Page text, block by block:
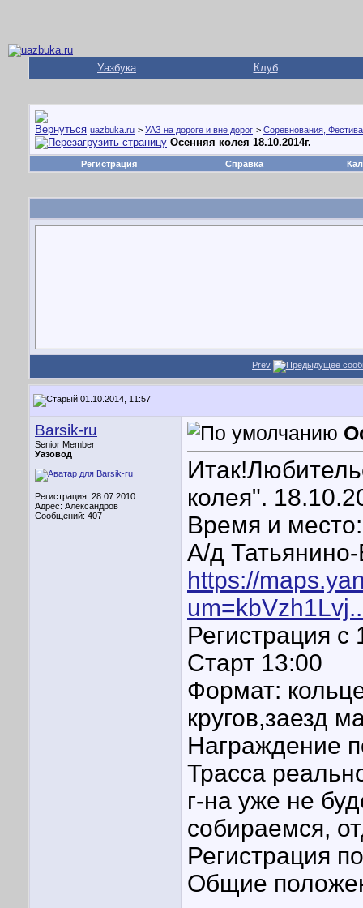
Уазбука Клуб
uazbuka.ru > УАЗ на дороге и вне дорог > Соревнования,
Осенняя колея 18.10.2014г.
Регистрация Справка
Prev
01.10.2014, 11:57
Barsik-ru
Senior Member
Уазовод
Регистрация: 28.07.2010
Адрес: Александров
Сообщений: 407
колея".
Время и место:
А/д
https://
Регистрация с
Старт 13:00
Формат:
кругов,заезд
Награждение
Трасса
г-на уже не
собираемся,
Регистрация
Общие